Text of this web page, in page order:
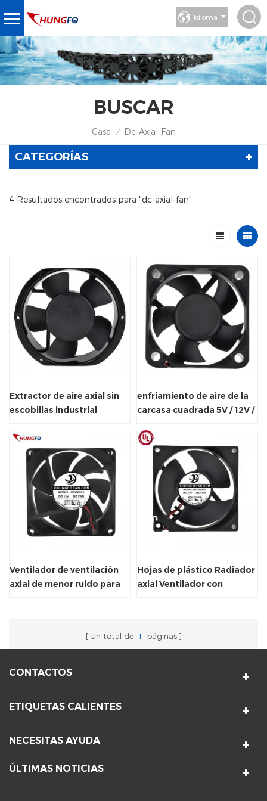
Idioma
BUSCAR
Casa / Dc-Axial-Fan
CATEGORÍAS
4 Resultados encontrados para "dc-axial-fan"
Extractor de aire axial sin
escobillas industrial
enfriamiento de aire de la
carcasa cuadrada 5V / 12V /
axial
Ventilador de ventilación
axial de menor ruido para
Hojas de plástico Radiador
axial Ventilador con
Un total de 1 páginas
CONTACTOS
ETIQUETAS CALIENTES
NECESITAS AYUDA
ÚLTIMAS NOTICIAS